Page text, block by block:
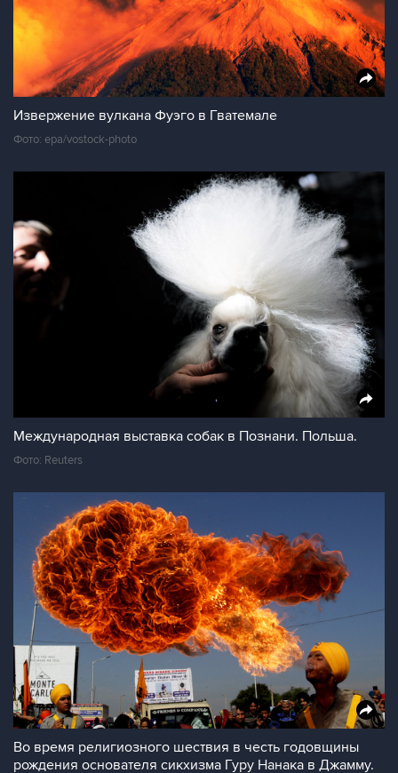
Извержение вулкана Фуэго в Гватемале
Фото: epa/vostock-photo
Международная выставка собак в Познани. Польша.
Фото: Reuters
Во время религиозного шествия в честь годовщины
рождения основателя сикхизма Гуру Нанака в Джамму.